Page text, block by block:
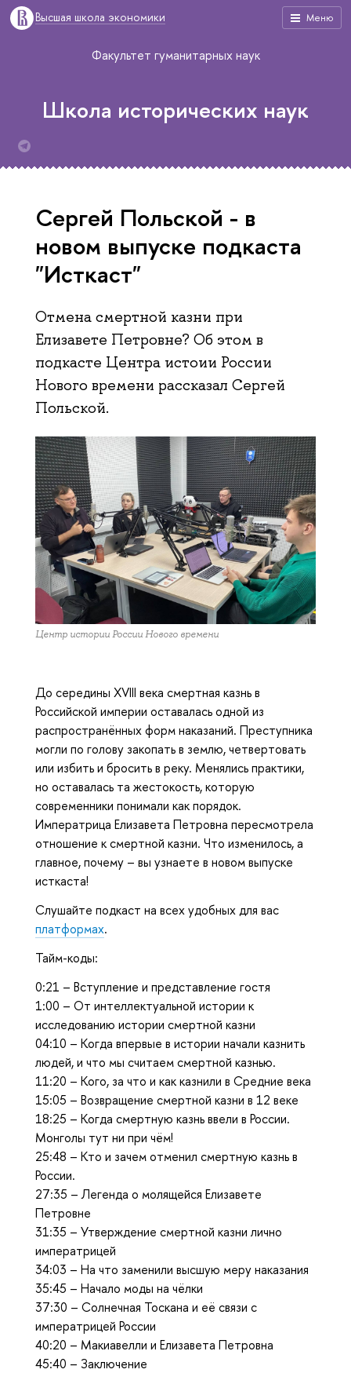
Меню
Высшая школа экономики
Факультет гуманитарных наук
Школа исторических наук
Сергей Польской - в
новом выпуске подкаста
"Исткаст"
Отмена смертной казни при
Елизавете Петровне? Об этом в
подкасте Центра истоии России
Нового времени рассказал Сергей
Польской.
Центр истории России Нового времени
До середины XVIII века смертная казнь в
Российской империи оставалась одной из
распространённых форм наказаний. Преступника
могли по голову закопать в землю, четвертовать
или избить и бросить в реку. Менялись практики,
но оставалась та жестокость, которую
современники понимали как порядок.
Императрица Елизавета Петровна пересмотрела
отношение к смертной казни. Что изменилось, а
главное, почему – вы узнаете в новом выпуске
исткаста!
Слушайте подкаст на всех удобных для вас
платформах.
Тайм-коды:
0:21 – Вступление и представление гостя
1:00 – От интеллектуальной истории к
исследованию истории смертной казни
04:10 – Когда впервые в истории начали казнить
людей, и что мы считаем смертной казнью.
11:20 – Кого, за что и как казнили в Средние века
15:05 – Возвращение смертной казни в 12 веке
18:25 – Когда смертную казнь ввели в России.
Монголы тут ни при чём!
25:48 – Кто и зачем отменил смертную казнь в
России.
27:35 – Легенда о молящейся Елизавете
Петровне
31:35 – Утверждение смертной казни лично
императрицей
34:03 – На что заменили высшую меру наказания
35:45 – Начало моды на чёлки
37:30 – Солнечная Тоскана и её связи с
императрицей России
40:20 – Макиавелли и Елизавета Петровна
45:40 – Заключение